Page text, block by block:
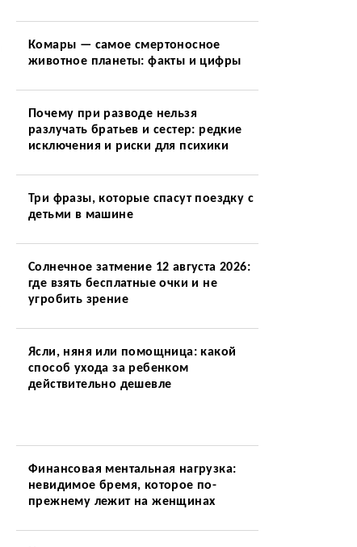
Комары — самое смертоносное
животное планеты: факты и цифры
Почему при разводе нельзя
разлучать братьев и сестер: редкие
исключения и риски для психики
Три фразы, которые спасут поездку с
детьми в машине
Солнечное затмение 12 августа 2026:
где взять бесплатные очки и не
угробить зрение
Ясли, няня или помощница: какой
способ ухода за ребенком
действительно дешевле
Финансовая ментальная нагрузка:
невидимое бремя, которое по-
прежнему лежит на женщинах